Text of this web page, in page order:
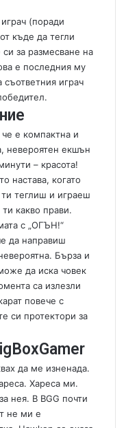
(поради
къде да тегли
за размесване на
е последния му
съответния играч
е компактна и
невероятен екшън
– красота!
настава, когато
теглиш и играеш
какво прави.
с „ОГЪН!“
да направиш
Бърза и
да иска човек
са излезли
повече с
си протектори за
да ме изненада.
Хареса ми.
нея. В BGG почти
не ми е